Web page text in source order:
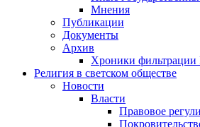
Мнения
Публикации
Документы
Архив
Хроники фильтрации
Религия в светском обществе
Новости
Власти
Правовое